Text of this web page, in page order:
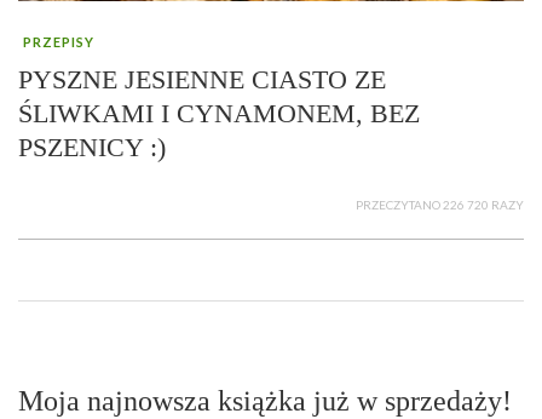
PRZEPISY
PYSZNE JESIENNE CIASTO ZE
ŚLIWKAMI I CYNAMONEM, BEZ
PSZENICY :)
PRZECZYTANO 226 720 RAZY
Moja najnowsza książka już w sprzedaży!